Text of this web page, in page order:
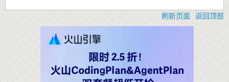
刷新页面 返回顶部